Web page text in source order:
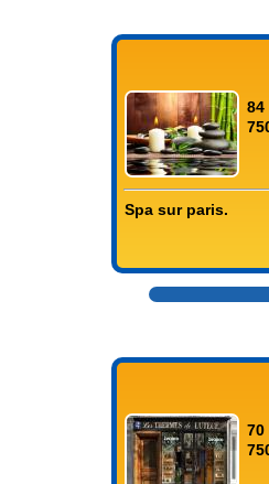
84
Spa sur paris.
70